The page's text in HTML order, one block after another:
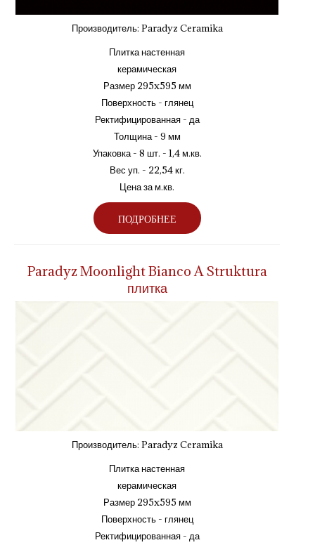
Производитель: Paradyz Ceramika
Плитка настенная
керамическая
Размер 295x595 мм
Поверхность - глянец
Ректифицированная - да
Толщина - 9 мм
Упаковка - 8 шт. - 1,4 м.кв.
Вес уп. - 22,54 кг.
Цена за м.кв.
ПОДРОБНЕЕ
Paradyz Moonlight Bianco A Struktura
плитка
Производитель: Paradyz Ceramika
Плитка настенная
керамическая
Размер 295x595 мм
Поверхность - глянец
Ректифицированная - да